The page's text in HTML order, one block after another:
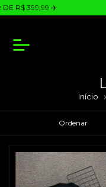
399,99 ✈️
Início
Ordenar